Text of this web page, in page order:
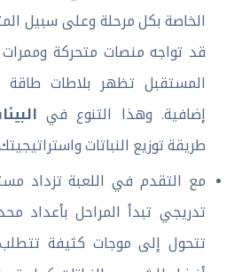
الخاصة بكل مرحلة وعلى سبيل
قد تواجه منصات متحركة وممرات
المستقبل تظهر بلاطات طاقة
إضافية. وهذا التنوع في
طريقة توزيع النباتات
مع التقدم في اللعبة تزداد
تدريجي تبدأ المراحل بأعداد
تتحول إلى موجات كثيفة